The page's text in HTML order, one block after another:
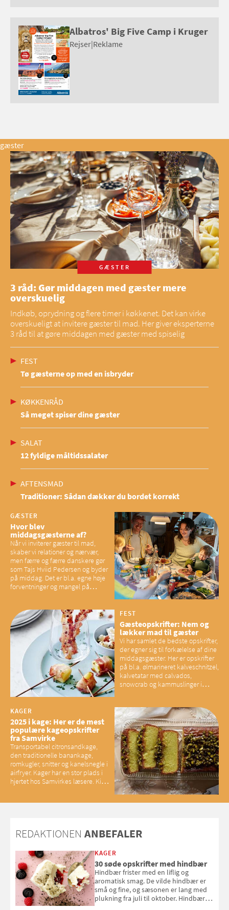
Albatros' Big Five Camp i Kruger
Rejser|Reklame
gæster
GÆSTER
3 råd: Gør middagen med gæster mere
overskuelig
Indkøb, oprydning og flere timer i køkkenet. Det kan virke
overskueligt at invitere gæster til mad. Her giver eksperterne
3 råd til at gøre middagen med gæster med spiselig
FEST
Tø gæsterne op med en isbryder
KØKKENRÅD
Så meget spiser dine gæster
SALAT
12 fyldige måltidssalater
AFTENSMAD
Traditioner: Sådan dækker du bordet korrekt
GÆSTER
Hvor blev
middagsgæsterne af?
Når vi inviterer gæster til mad,
skaber vi relationer og nærvær,
men færre og færre danskere gør
som Tajs Hviid Pedersen og byder
på middag. Det er bl.a. egne høje
forventninger og mangel på
have konsekvenser for vores
sociale fællesskaber
FEST
Gæsteopskrifter: Nem og
lækker mad til gæster
Vi har samlet de bedste opskrifter,
der egner sig til forkælelse af dine
middagsgæster. Her er opskrifter
på bl.a. ølmarineret kalveschnitzel,
kalvetatar med calvados,
snowcrab og kammuslinger i
KAGER
2025 i kage: Her er de mest
populære kageopskrifter
fra Samvirke
Transportabel citronsandkage,
den traditionelle banankage,
romkugler, snitter og kanelsnegle i
airfryer. Kager har en stor plads i
hjertet hos Samvirkes læsere. Kig
REDAKTIONEN ANBEFALER
KAGER
30 søde opskrifter med hindbær
Hindbær frister med en liflig og
aromatisk smag. De vilde hindbær er
små og fine, og sæsonen er lang med
plukning fra juli til oktober. Hindbær